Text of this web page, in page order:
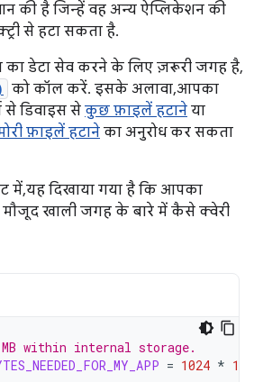
की है जिन्हें वह अन्य ऐप्लिकेशन की
से हटा सकता है.
डेटा सेव करने के लिए ज़रूरी जगह है,
को कॉल करें. इसके अलावा, आपका
से डिवाइस से कुछ फ़ाइलें हटाने या
फ़ाइलें हटानेका अनुरोध कर सकता
में, यह दिखाया गया है कि आपका
मौजूद खाली जगह के बारे में कैसे क्वेरी
within internal storage.
= 1024 *